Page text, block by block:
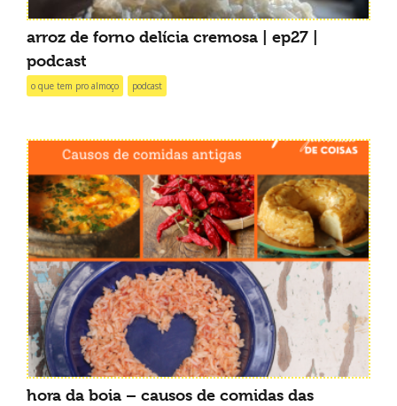
arroz de forno delícia cremosa | ep27 |
podcast
o que tem pro almoço podcast
hora da boia – causos de comidas das